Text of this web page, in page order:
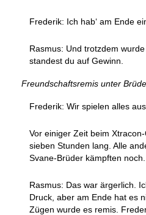
Frederik: Ich hab‘ am Ende
Rasmus: Und trotzdem
standest du auf Gewinn.
Freundschaftsremis unter
Frederik: Wir spielen alles aus.
Vor einiger Zeit beim
sieben Stunden lang. Alle
Svane-Brüder kämpften noch.
Rasmus: Das war ärgerlich.
Druck, aber am Ende hat es
Zügen wurde es remis.